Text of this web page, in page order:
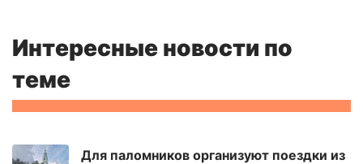
Интересные новости по
теме
Для паломников организуют поездки из